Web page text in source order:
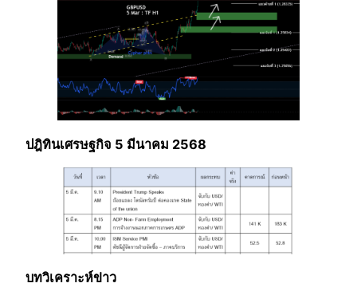
ปฎิทินเศรษฐกิจ 5 มีนาคม 2568
บทวิเคราะห์ข่าว